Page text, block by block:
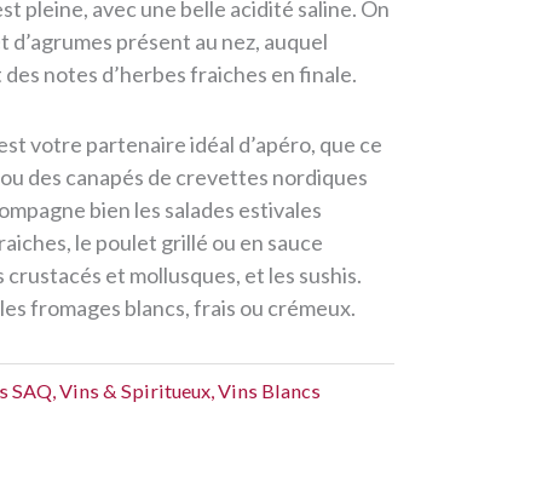
pleine, avec une belle acidité saline. On
présent au nez, auquel
notes d’herbes fraiches en finale.
votre partenaire idéal d’apéro, que ce
des canapés de crevettes nordiques
bien les salades estivales
le poulet grillé ou en sauce
crustacés et mollusques, et les sushis.
fromages blancs, frais ou crémeux.
SAQ Vins & Spiritueux Vins Blancs